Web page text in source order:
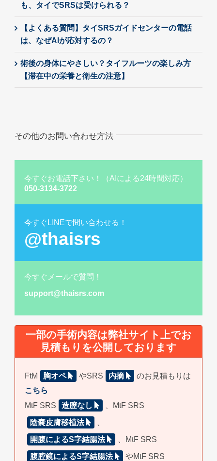
も、タイでSRSは受けられる？
【よくある質問】タイSRSガイドセンターの電話
は、なぜAIが応対するの？
術後の身体にやさしい？タイフルーツの楽しみ方
【滞在中の栄養と衛生の注意】
その他のお問い合わせ方法
今すぐお電話下さい！（AIによる24時間対応）
050-3134-3722
今すぐLINEで問い合わせる！
@thaisrs
今すぐメールで質問！
support@thaisrs.com
一部の手術内容は弊社サイト上でお
見積もりを公開しております
FtM 胸オペ やSRS 内摘
のお見積もりは
こちら
MtF SRS
造膣なし 、MtF SRS
陰嚢皮膚移植法
開腹によるS字結腸法 、MtF SRS
腹腔鏡によるS字結腸法 やMtF SRS